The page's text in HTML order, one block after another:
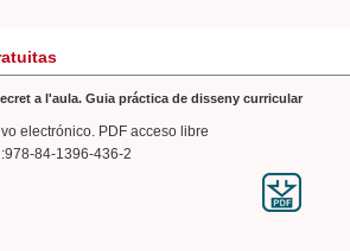
a l'aula. Guia práctica de disseny curricular
electrónico. PDF acceso libre
84-1396-436-2